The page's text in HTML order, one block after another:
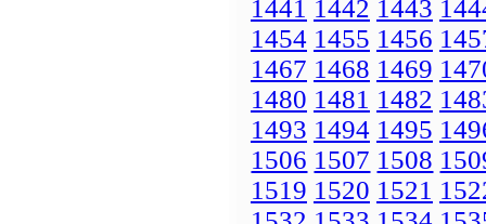
1441 1442 1443
1454 1455 1456
1467 1468 1469
1480 1481 1482
1493 1494 1495
1506 1507 1508
1519 1520 1521